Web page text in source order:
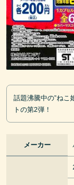
話題沸騰中の”ねこ
トの第2弾！
メーカー